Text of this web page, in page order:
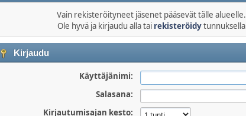
Vain rekisteröityneet jäsenet pääsevät tälle alueelle.
Ole hyvä ja kirjaudu alla tai rekisteröidytunnuksella
Kirjaudu
Käyttäjänimi:
Salasana:
Kirjautumisajan kesto: